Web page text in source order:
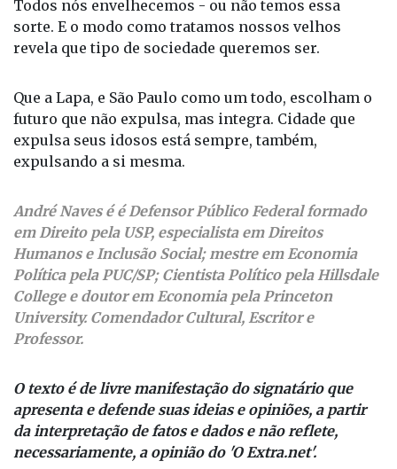
Todos nós envelhecemos - ou não temos essa
sorte. E o modo como tratamos nossos velhos
revela que tipo de sociedade queremos ser.
Que a Lapa, e São Paulo como um todo, escolham o
futuro que não expulsa, mas integra. Cidade que
expulsa seus idosos está sempre, também,
expulsando a si mesma.
André Naves é é Defensor Público Federal formado
em Direito pela USP, especialista em Direitos
Humanos e Inclusão Social; mestre em Economia
Política pela PUC/SP; Cientista Político pela Hillsdale
College e doutor em Economia pela Princeton
University. Comendador Cultural, Escritor e
Professor.
O texto é de livre manifestação do signatário que
apresenta e defende suas ideias e opiniões, a partir
da interpretação de fatos e dados e não reflete,
necessariamente, a opinião do 'O Extra.net'.